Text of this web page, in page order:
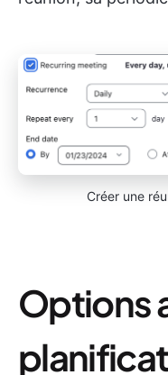
Créer une
Options